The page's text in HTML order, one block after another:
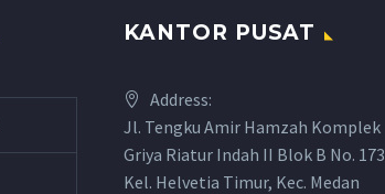
KANTOR PUSAT
Address:
Jl. Tengku Amir Hamzah Komplek
Griya Riatur Indah II Blok B No. 173
Kel. Helvetia Timur, Kec. Medan